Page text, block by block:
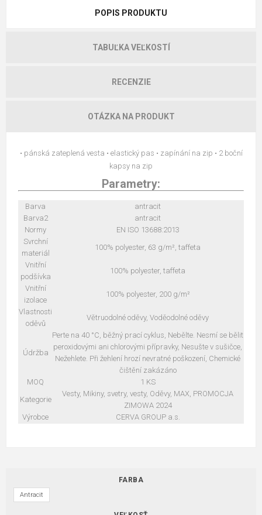
POPIS PRODUKTU
TABUĽKA VEĽKOSTÍ
RECENZIE
OTÁZKA NA PRODUKT
• pánská zateplená vesta • elastický pas • zapínání na zip • 2 boční
kapsy na zip
Parametry:
Barva
antracit
Barva2
antracit
Normy
EN ISO 13688:2013
Svrchní
materiál
100% polyester, 63 g/m², taffeta
Vnitřní
podšívka
100% polyester, taffeta
Vnitřní
izolace
100% polyester, 200 g/m²
Vlastnosti
oděvů
Větruodolné oděvy, Voděodolné oděvy
Údržba
Perte na 40 °C, běžný prací cyklus, Nebělte. Nesmí se bělit
peroxidovými ani chlorovými přípravky, Nesušte v sušičce,
Nežehlete. Při žehlení hrozí nevratné poškození, Chemické
čištění zakázáno
MOQ
1 KS
Kategorie
Vesty, Mikiny, svetry, vesty, Oděvy, MAX, PROMOCJA
ZIMOWA 2024
Výrobce
CERVA GROUP a.s.
FARBA
Antracit